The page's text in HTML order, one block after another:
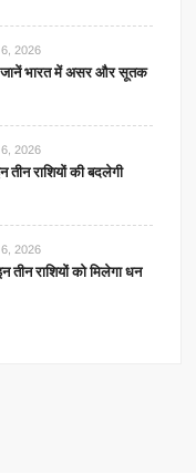
2026
जानें भारत में असर और सूतक
2026
तीन राशियों की बदलेगी
2026
राशियों को मिलेगा धन